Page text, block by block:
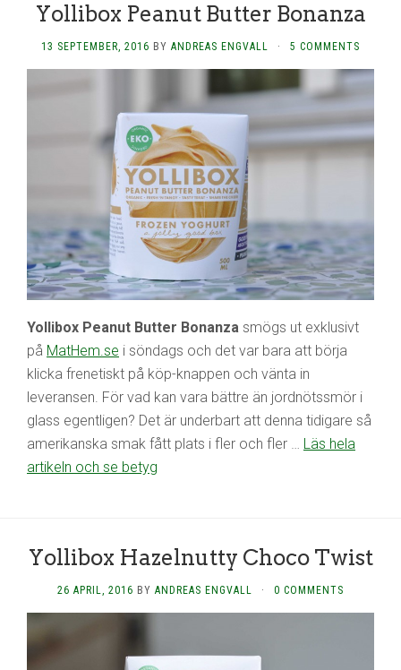
Yollibox Peanut Butter Bonanza
13 SEPTEMBER, 2016 BY ANDREAS ENGVALL · 5 COMMENTS
Yollibox Peanut Butter Bonanza smögs ut exklusivt
på MatHem.se i söndags och det var bara att börja
klicka frenetiskt på köp-knappen och vänta in
leveransen. För vad kan vara bättre än jordnötssmör i
glass egentligen? Det är underbart att denna tidigare så
amerikanska smak fått plats i fler och fler … Läs hela
artikeln och se betyg
Yollibox Hazelnutty Choco Twist
26 APRIL, 2016 BY ANDREAS ENGVALL · 0 COMMENTS